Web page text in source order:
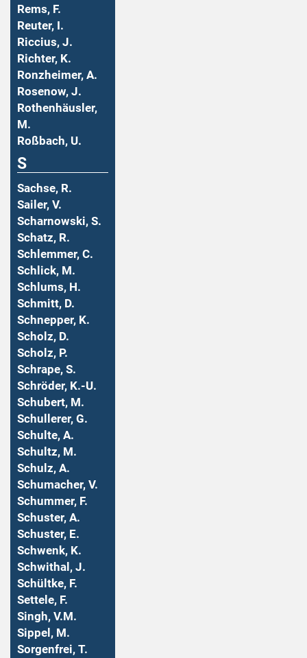
Rems, F.
Reuter, I.
Riccius, J.
Richter, K.
Ronzheimer, A.
Rosenow, J.
Rothenhäusler,
M.
Roßbach, U.
S
Sachse, R.
Sailer, V.
Scharnowski, S.
Schatz, R.
Schlemmer, C.
Schlick, M.
Schlums, H.
Schmitt, D.
Schnepper, K.
Scholz, D.
Scholz, P.
Schrape, S.
Schröder, K.-U.
Schubert, M.
Schullerer, G.
Schulte, A.
Schultz, M.
Schulz, A.
Schumacher, V.
Schummer, F.
Schuster, A.
Schuster, E.
Schwenk, K.
Schwithal, J.
Schültke, F.
Settele, F.
Singh, V.M.
Sippel, M.
Sorgenfrei, T.